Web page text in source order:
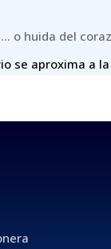
o huida del
se aproxima a